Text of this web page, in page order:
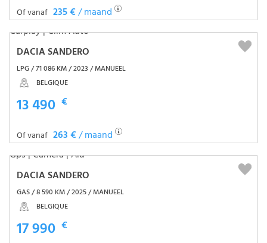
Of vanaf 235 €/ maand
DACIA SANDERO
LPG / 71 086 KM / 2023 / MANUEEL
BELGIQUE
13 490 €
Of vanaf 263 €/ maand
DACIA SANDERO
GAS / 8 590 KM / 2025 / MANUEEL
BELGIQUE
17 990 €